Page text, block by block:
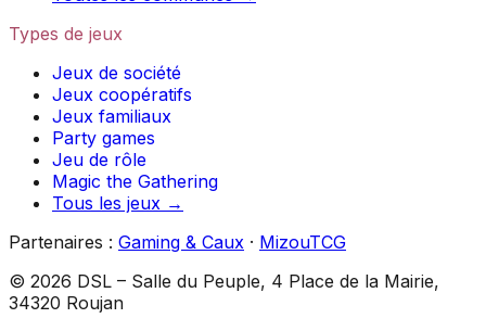
Types de jeux
Jeux de société
Jeux coopératifs
Jeux familiaux
Party games
Jeu de rôle
Magic the Gathering
Tous les jeux →
Partenaires : Gaming & Caux · MizouTCG
© 2026 DSL – Salle du Peuple, 4 Place de la Mairie,
34320 Roujan